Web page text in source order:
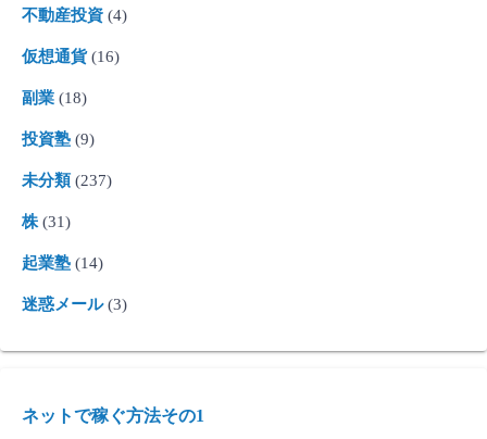
不動産投資 (4)
仮想通貨(16)
副業 (18)
投資塾 (9)
未分類 (237)
株 (31)
起業塾 (14)
迷惑メール(3)
ネットで稼ぐ方法その1